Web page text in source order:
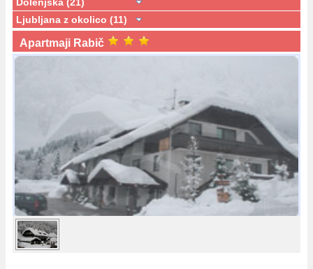
Ljubljana z okolico (11)
Apartmaji Rabič